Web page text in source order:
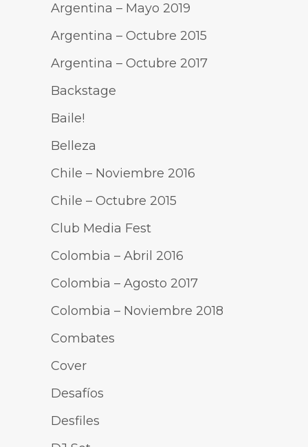
Argentina – Mayo 2019
Argentina – Octubre 2015
Argentina – Octubre 2017
Backstage
Baile!
Belleza
Chile – Noviembre 2016
Chile – Octubre 2015
Club Media Fest
Colombia – Abril 2016
Colombia – Agosto 2017
Colombia – Noviembre 2018
Combates
Cover
Desafíos
Desfiles